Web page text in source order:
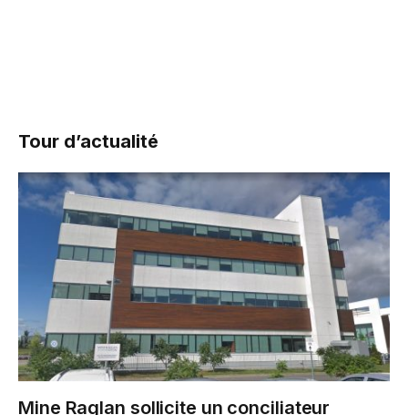
Tour d’actualité
Mine Raglan sollicite un conciliateur